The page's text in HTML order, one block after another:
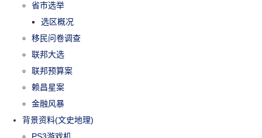
省市选举
选区概况
移民问卷调查
联邦大选
联邦预算案
赖昌星案
金融风暴
背景资料(文史地理)